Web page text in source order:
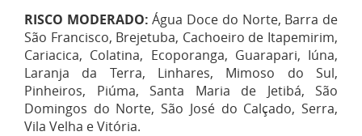
RISCO MODERADO: Água Doce do Norte, Barra de
São Francisco, Brejetuba, Cachoeiro de Itapemirim,
Cariacica, Colatina, Ecoporanga, Guarapari, Iúna,
Laranja da Terra, Linhares, Mimoso do Sul,
Pinheiros, Piúma, Santa Maria de Jetibá, São
Domingos do Norte, São José do Calçado, Serra,
Vila Velha e Vitória.